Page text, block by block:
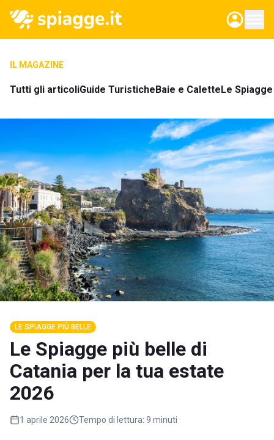
IL MAGAZINE
Tutti gli articoliGuide TuristicheBaie e CaletteLe
LE SPIAGGE PIÙ BELLE
Le Spiagge più belle di
Catania per la tua estate
2026
1 aprile 2026 Tempo di lettura: 9 minuti